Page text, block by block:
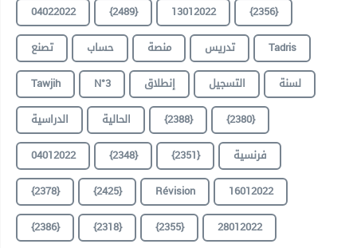
04022022
{2489} 13012022
{2356}
تصنع
حساب منصة تدريس
Tadris
Tawjih
N°3 إنطلاق التسجيل
لسنة
الدراسية
الحالية {2388}
{2380}
04012022
{2348} {2351}
فرنسية
{2378}
{2425} Révision
16012022
{2386}
{2318} {2355}
28012022